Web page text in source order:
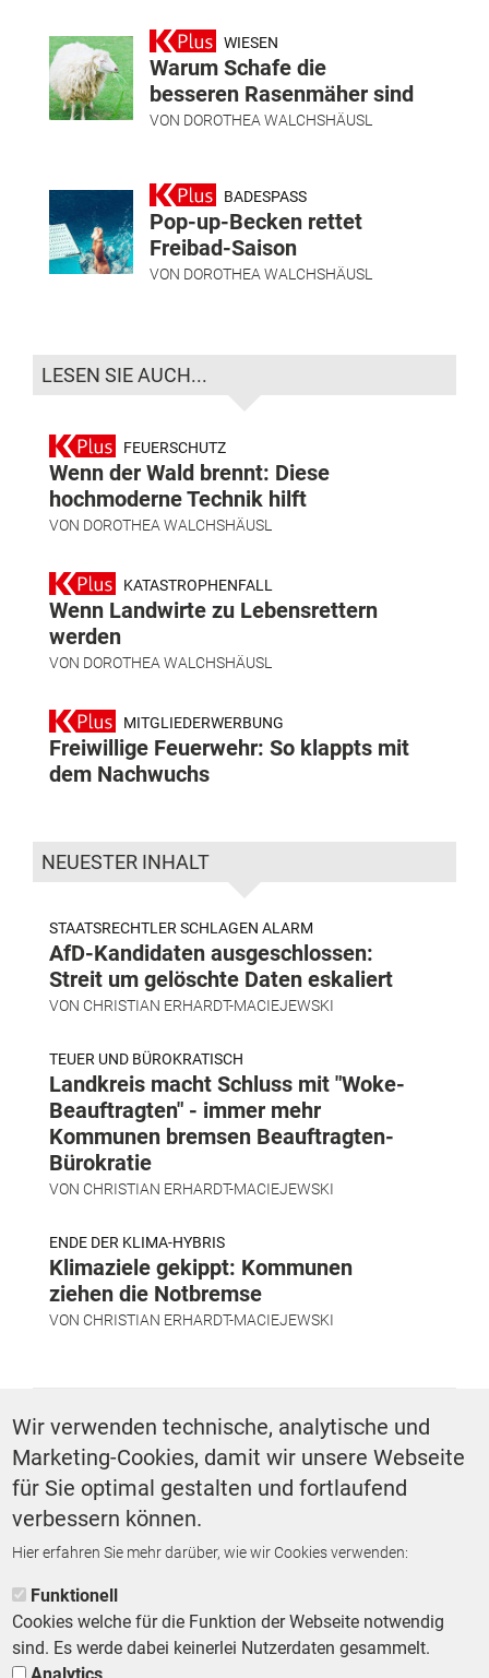
WIESEN
Warum Schafe die
besseren Rasenmäher sind
VON DOROTHEA WALCHSHÄUSL
BADESPASS
Pop-up-Becken rettet
Freibad-Saison
VON DOROTHEA WALCHSHÄUSL
LESEN SIE AUCH...
FEUERSCHUTZ
Wenn der Wald brennt: Diese
hochmoderne Technik hilft
VON DOROTHEA WALCHSHÄUSL
KATASTROPHENFALL
Wenn Landwirte zu Lebensrettern
werden
VON DOROTHEA WALCHSHÄUSL
MITGLIEDERWERBUNG
Freiwillige Feuerwehr: So klappts mit
dem Nachwuchs
NEUESTER INHALT
STAATSRECHTLER SCHLAGEN ALARM
AfD-Kandidaten ausgeschlossen:
Streit um gelöschte Daten eskaliert
VON CHRISTIAN ERHARDT-MACIEJEWSKI
TEUER UND BÜROKRATISCH
Landkreis macht Schluss mit "Woke-
Beauftragten" - immer mehr
Kommunen bremsen Beauftragten-
Bürokratie
VON CHRISTIAN ERHARDT-MACIEJEWSKI
ENDE DER KLIMA-HYBRIS
Klimaziele gekippt: Kommunen
ziehen die Notbremse
VON CHRISTIAN ERHARDT-MACIEJEWSKI
Feuerwehr
ZURÜCK ZUR STARTSEITE
Wir verwenden technische, analytische und
Marketing-Cookies, damit wir unsere Webseite
für Sie optimal gestalten und fortlaufend
verbessern können.
Hier erfahren Sie mehr darüber, wie wir Cookies verwenden:
Funktionell
Cookies welche für die Funktion der Webseite notwendig
sind. Es werde dabei keinerlei Nutzerdaten gesammelt.